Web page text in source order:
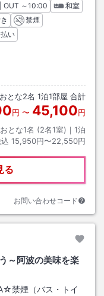
ン
OUT チェックアウト
～10:00
和室
禁煙
い
おとな2名 1泊1部屋 合計
円 〜 45,100円
おとな1名 (2名1室)｜ 1泊
15,950円〜22,550円
る
お問い合わせコード
～阿波の美味を楽
禁煙（バス・トイ